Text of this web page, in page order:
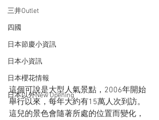
三井Outlet
四國
日本節慶小資訊
日本小資訊
日本櫻花情報
日本以外New Opening
這個可說是大型人氣景點，2006年開始
舉行以來，每年大約有15萬人次到訪。
這兒的景色會隨著所處的位置而變化，